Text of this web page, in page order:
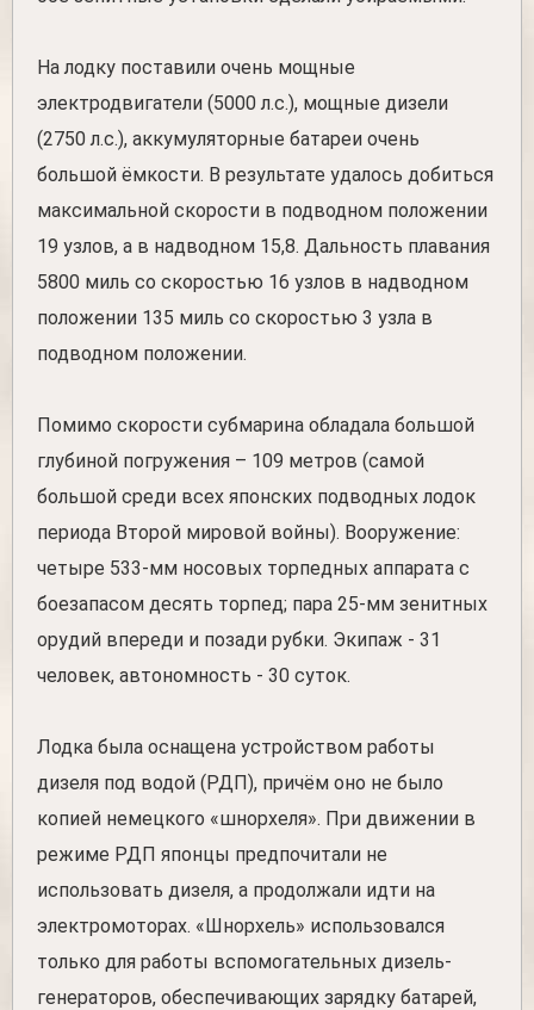
На лодку поставили очень мощные
электродвигатели (5000 л.с.), мощные дизели
(2750 л.с.), аккумуляторные батареи очень
большой ёмкости. В результате удалось добиться
максимальной скорости в подводном положении
19 узлов, а в надводном 15,8. Дальность плавания
5800 миль со скоростью 16 узлов в надводном
положении 135 миль со скоростью 3 узла в
подводном положении.
Помимо скорости субмарина обладала большой
глубиной погружения – 109 метров (самой
большой среди всех японских подводных лодок
периода Второй мировой войны). Вооружение:
четыре 533-мм носовых торпедных аппарата с
боезапасом десять торпед; пара 25-мм зенитных
орудий впереди и позади рубки. Экипаж - 31
человек, автономность - 30 суток.
Лодка была оснащена устройством работы
дизеля под водой (РДП), причём оно не было
копией немецкого «шнорхеля». При движении в
режиме РДП японцы предпочитали не
использовать дизеля, а продолжали идти на
электромоторах. «Шнорхель» использовался
только для работы вспомогательных дизель-
генераторов, обеспечивающих зарядку батарей,